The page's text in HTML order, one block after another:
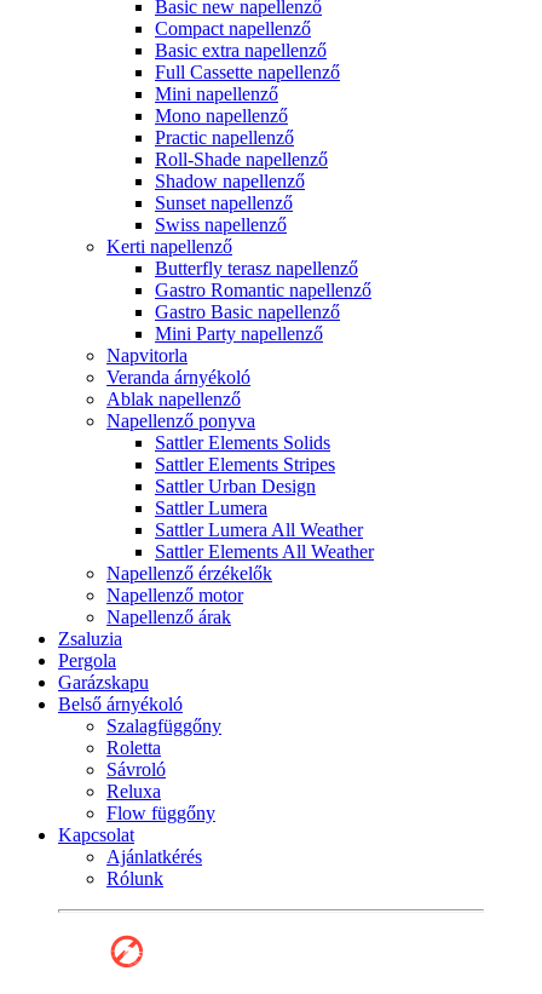
Basic new napellenző
Compact napellenző
Basic extra napellenző
Full Cassette napellenző
Mini napellenző
Mono napellenző
Practic napellenző
Roll-Shade napellenző
Shadow napellenző
Sunset napellenző
Swiss napellenző
Kerti napellenző
Butterfly terasz napellenző
Gastro Romantic napellenző
Gastro Basic napellenző
Mini Party napellenző
Napvitorla
Veranda árnyékoló
Ablak napellenző
Napellenző ponyva
Sattler Elements Solids
Sattler Elements Stripes
Sattler Urban Design
Sattler Lumera
Sattler Lumera All Weather
Sattler Elements All Weather
Napellenző érzékelők
Napellenző motor
Napellenző árak
Zsaluzia
Pergola
Garázskapu
Belső árnyékoló
Szalagfüggőny
Roletta
Sávroló
Reluxa
Flow függőny
Kapcsolat
Ajánlatkérés
Rólunk